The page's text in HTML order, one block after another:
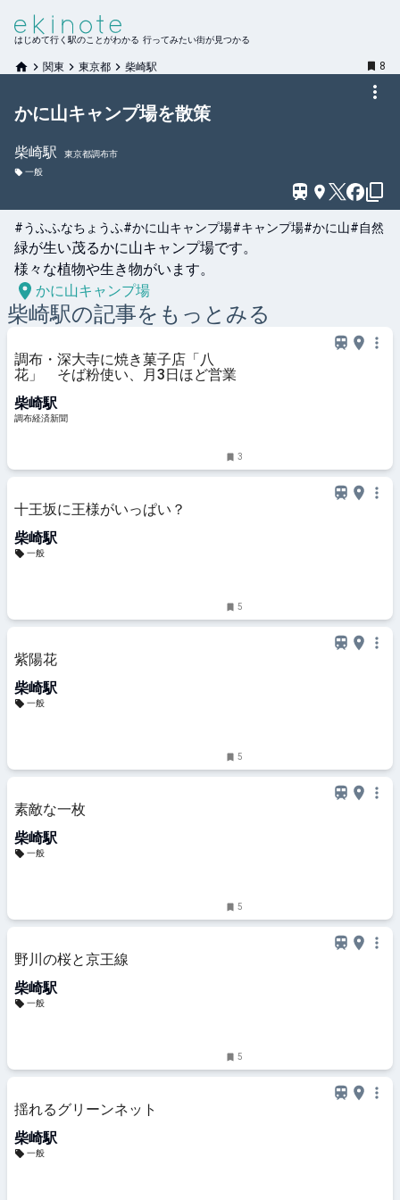
はじめて行く駅のことがわかる 行ってみたい街が見つかる
関東 東京都 柴崎駅 8
かに山キャンプ場を散策
柴崎駅
東京都調布市
一般
#うふふなちょうふ#かに山キャンプ場#キャンプ場#かに山#自然
緑が生い茂るかに山キャンプ場です。
様々な植物や生き物がいます。
かに山キャンプ場
柴崎駅の記事をもっとみる
調布・深大寺に焼き菓子店「八
花」 そば粉使い、月3日ほど営業
柴崎駅
調布経済新聞
3
十王坂に王様がいっぱい？
柴崎駅
一般
5
紫陽花
柴崎駅
一般
5
素敵な一枚
柴崎駅
一般
5
野川の桜と京王線
柴崎駅
一般
5
揺れるグリーンネット
柴崎駅
一般